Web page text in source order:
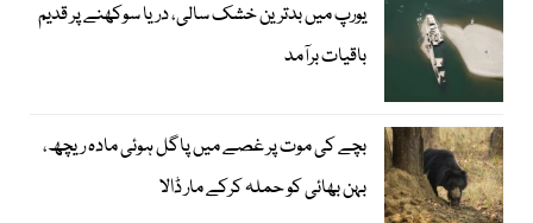
یورپ میں بدترین خشک سالی، دریا سوکھنے پر قدیم
باقیات برآمد
بچے کی موت پر غصے میں پاگل ہوئی مادہ ریچھ،
بہن بھائی کو حملہ کرکے مار ڈالا